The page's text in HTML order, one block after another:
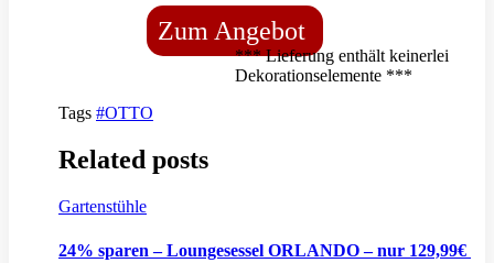
Zum Angebot
*** Lieferung enthält keinerlei
Dekorationselemente ***
Tags #OTTO
Related posts
Gartenstühle
24% sparen – Loungesessel ORLANDO – nur 129,99€